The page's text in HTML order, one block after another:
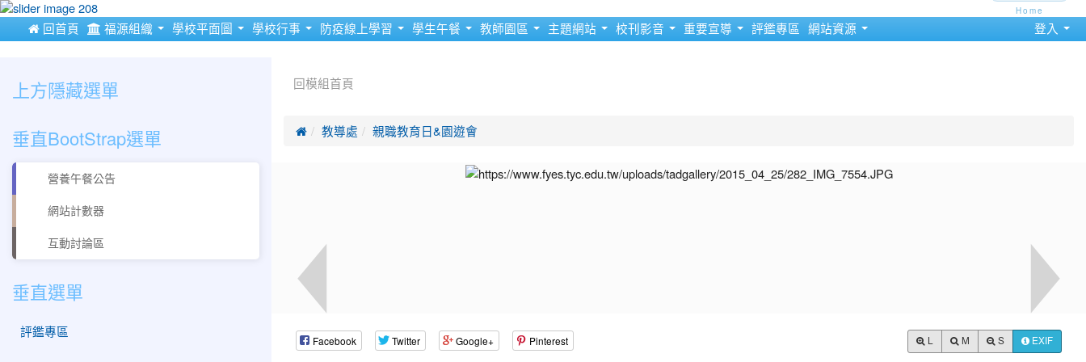
 回首頁 福源組織 學校平面圖 學校行事 防疫線上學習 學生午餐 教師園區 主題網站 校刊影音 重要宣導 評鑑專區 網站資源 登入
回模組首頁
 教導處 親職教育日&園遊會
Facebook Twitter Google+ Pinterest M S EXIF
上方隱藏選單
Home
垂直BootStrap選單
營養午餐公告
網站計數器
互動討論區
垂直選單
評鑑專區